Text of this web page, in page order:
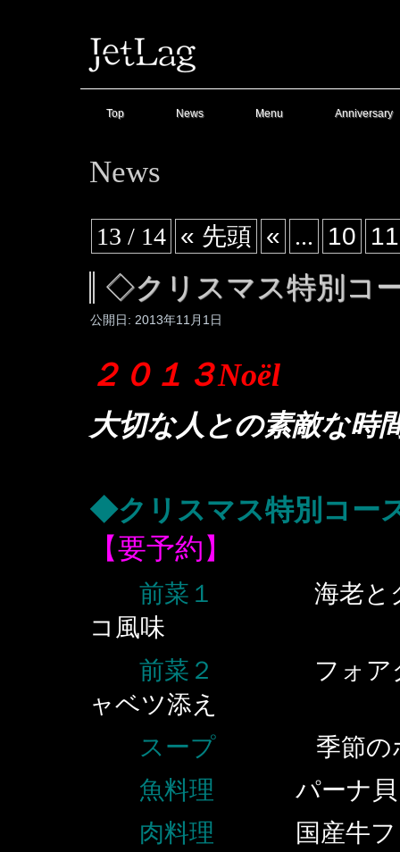
Top News Menu Anniversary
News
13 / 14 « 先頭 « ... 10 11
◇クリスマス特別コ
公開日: 2013年11月1日
２０１３Noël
大切な人との素敵な時
◆クリスマス特別コ
【要予約 】
前菜１
海老とグリ
コ風味
前菜２
フォアグラ
ャベツ添え
スープ 季節のポ
魚料理 パーナ貝と
肉料理 国産牛フィ